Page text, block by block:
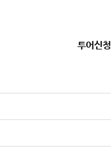
투어신청